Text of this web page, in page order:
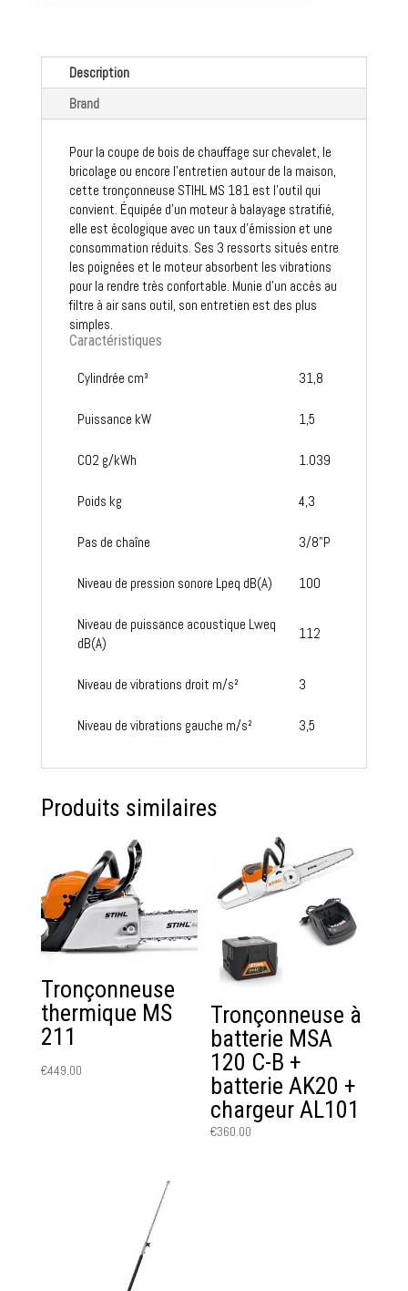
Description
Brand
Pour la coupe de bois de chauffage sur chevalet, le
bricolage ou encore l'entretien autour de la maison,
cette tronçonneuse STIHL MS 181 est l'outil qui
convient. Équipée d'un moteur à balayage stratifié,
elle est écologique avec un taux d'émission et une
consommation réduits. Ses 3 ressorts situés entre
les poignées et le moteur absorbent les vibrations
pour la rendre très confortable. Munie d'un accès au
filtre à air sans outil, son entretien est des plus
simples.
Caractéristiques
Cylindrée cm³ 31,8
Puissance kW 1,5
CO2 g/kWh 1.039
Poids kg 4,3
Pas de chaîne 3/8"P
Niveau de pression sonore Lpeq dB(A) 100
Niveau de puissance acoustique Lweq
dB(A)
112
Niveau de vibrations droit m/s² 3
Niveau de vibrations gauche m/s² 3,5
Produits similaires
Tronçonneuse
thermique MS
211
€449.00
Tronçonneuse à
batterie MSA
120 C-B +
batterie AK20 +
chargeur AL101
€360.00